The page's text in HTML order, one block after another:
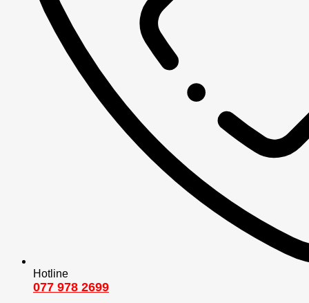
Hotline
077 978 2699